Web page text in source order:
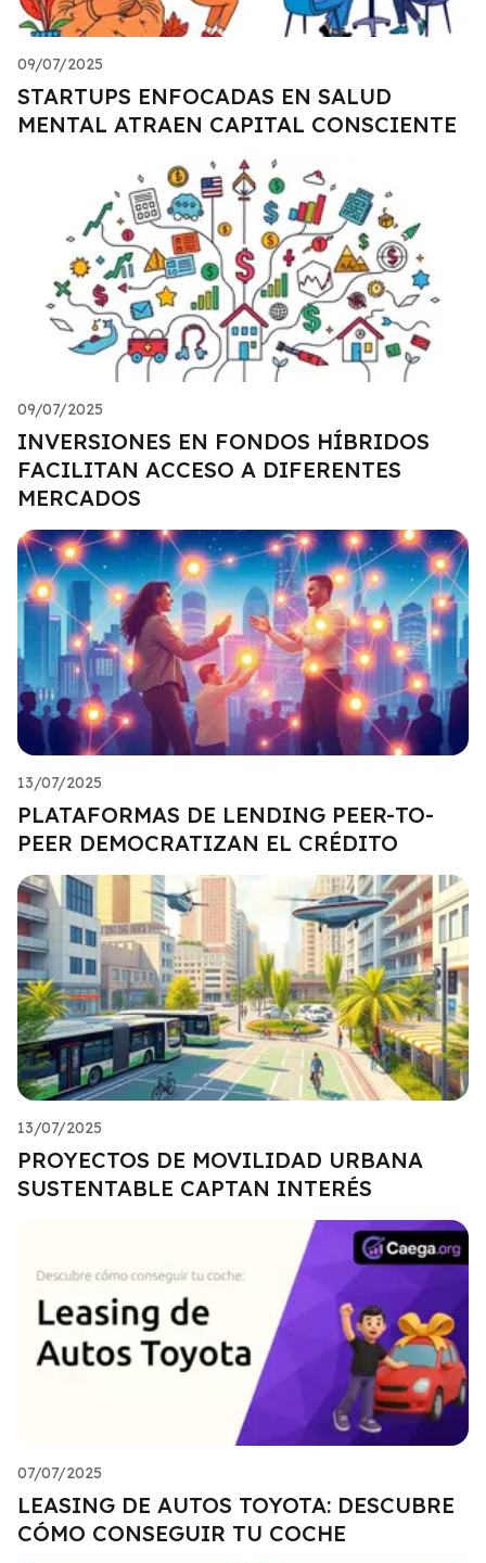
09/07/2025
STARTUPS ENFOCADAS EN SALUD
MENTAL ATRAEN CAPITAL CONSCIENTE
09/07/2025
INVERSIONES EN FONDOS HÍBRIDOS
FACILITAN ACCESO A DIFERENTES
MERCADOS
13/07/2025
PLATAFORMAS DE LENDING PEER-TO-
PEER DEMOCRATIZAN EL CRÉDITO
13/07/2025
PROYECTOS DE MOVILIDAD URBANA
SUSTENTABLE CAPTAN INTERÉS
07/07/2025
LEASING DE AUTOS TOYOTA: DESCUBRE
CÓMO CONSEGUIR TU COCHE